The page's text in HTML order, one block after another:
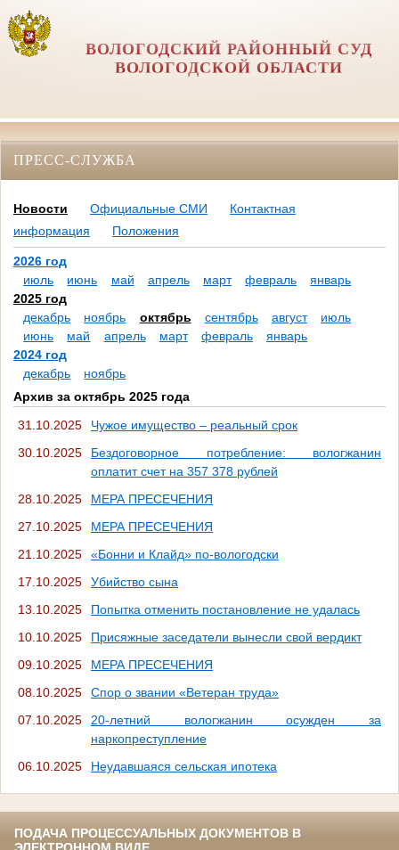
ВОЛОГОДСКИЙ РАЙОННЫЙ СУД
ВОЛОГОДСКОЙ ОБЛАСТИ
ПРЕСС-СЛУЖБА
Новости Официальные СМИ
Контактная
информация
Положения
2026 год
июль
июнь май апрель март февраль
январь
2025 год
декабрь
ноябрь октябрь сентябрь август
июль
июнь
май апрель март февраль
январь
2024 год
декабрь
ноябрь
Архив за октябрь 2025 года
31.10.2025
Чужое имущество – реальный срок
30.10.2025
Бездоговорное потребление: вологжанин
оплатит счет на 357 378 рублей
28.10.2025
МЕРА ПРЕСЕЧЕНИЯ
27.10.2025
МЕРА ПРЕСЕЧЕНИЯ
21.10.2025
«Бонни и Клайд» по-вологодски
17.10.2025
Убийство сына
13.10.2025
Попытка отменить постановление не удалась
10.10.2025
Присяжные заседатели вынесли свой вердикт
09.10.2025
МЕРА ПРЕСЕЧЕНИЯ
08.10.2025
Спор о звании «Ветеран труда»
07.10.2025
20-летний вологжанин осужден за
наркопреступление
06.10.2025
Неудавшаяся сельская ипотека
ПОДАЧА ПРОЦЕССУАЛЬНЫХ ДОКУМЕНТОВ В